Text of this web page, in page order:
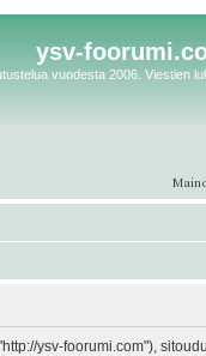
ysv-
vuodesta 2006. Viestien
ysv-foorumi.com"),